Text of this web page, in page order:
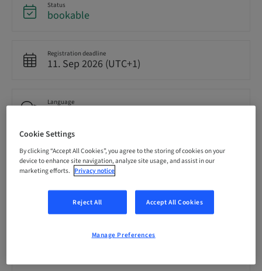
Status
bookable
Registration deadline
11. Sep 2026 (UTC+1)
Language
Points
0.00 Points
Delivery method
Theoretical
Cookie Settings
By clicking “Accept All Cookies”, you agree to the storing of cookies on your
device to enhance site navigation, analyze site usage, and assist in our
marketing efforts. Privacy notice
Reject All Accept All Cookies
Manage Preferences